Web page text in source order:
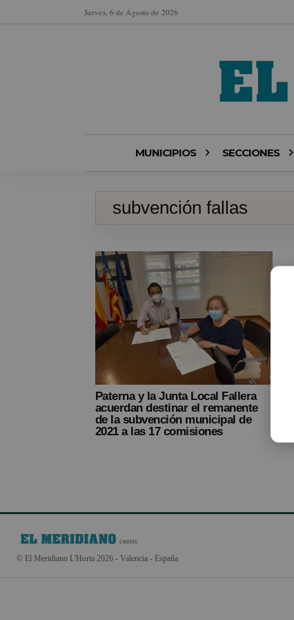
Jueves, 6 de Agosto de 2026
MUNICIPIOS SECCIONES
subvención fallas
Paterna y la Junta Local Fallera
acuerdan destinar el remanente
de la subvención municipal de
2021 a las 17 comisiones
© El Meridiano L'Horta 2026 - Valencia - España